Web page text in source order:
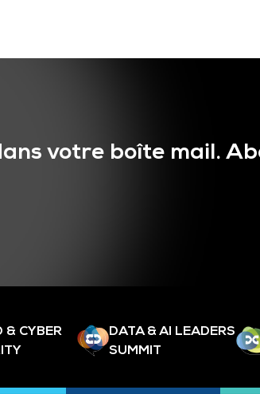
votre boîte mail.
& CYBER
DATA & AI LEADERS
SUMMIT